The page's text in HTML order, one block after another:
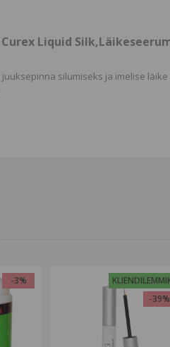
Liquid
silumiseks ja imelise
-3%
-39%